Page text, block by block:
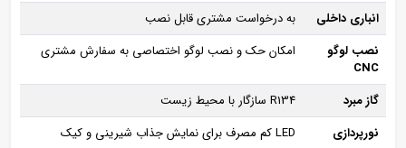
انباری داخلی
به درخواست مشتری قابل نصب
نصب لوگو
CNC
امکان حک و نصب لوگو اختصاصی به سفارش مشتری
گاز مبرد
R134 سازگار با محیط زیست
نورپردازی
LED کم‌ مصرف برای نمایش جذاب شیرینی و کیک